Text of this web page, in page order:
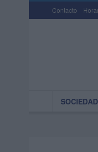
Contacto
SOCIEDAD